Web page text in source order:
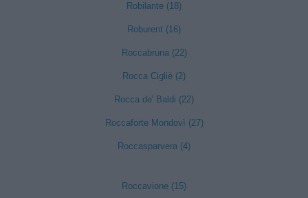
Robilante (18)
Roburent (16)
Roccabruna (22)
Rocca Cigliè (2)
Rocca de' Baldi (22)
Roccaforte Mondovì (27)
Roccasparvera (4)
Roccavione (15)